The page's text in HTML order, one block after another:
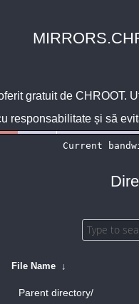
gratuit de CHROOT.
responsabilitate și să
File Name ↓
Parent directory/